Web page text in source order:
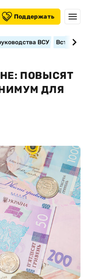
Поддержать
ВСУ
ПОВЫСЯТ
ДЛЯ